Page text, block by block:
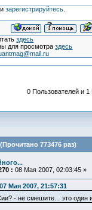
зарегистрируйтесь.
здесь
для просмотраздесь
0 Пользователей и 1
773476 раз)
: 08 Мая 2007, 02:03:45 »
Мая 2007, 21:57:31
- не смешите... это один